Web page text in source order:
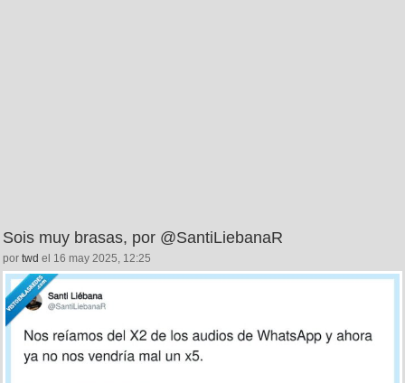
Sois muy brasas, por @SantiLiebanaR
por twd el 16 may 2025, 12:25